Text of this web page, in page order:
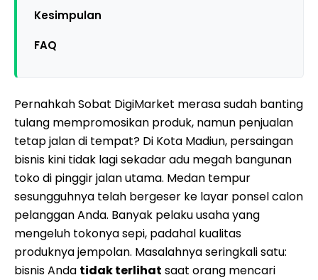
Kesimpulan
FAQ
Pernahkah Sobat DigiMarket merasa sudah banting
tulang mempromosikan produk, namun penjualan
tetap jalan di tempat? Di Kota Madiun, persaingan
bisnis kini tidak lagi sekadar adu megah bangunan
toko di pinggir jalan utama. Medan tempur
sesungguhnya telah bergeser ke layar ponsel calon
pelanggan Anda. Banyak pelaku usaha yang
mengeluh tokonya sepi, padahal kualitas
produknya jempolan. Masalahnya seringkali satu:
bisnis Anda tidak terlihat saat orang mencari